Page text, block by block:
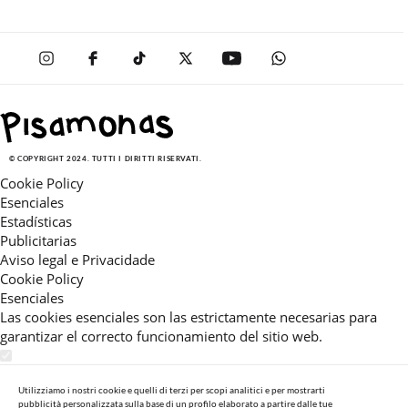
© COPYRIGHT 2024. TUTTI I DIRITTI RISERVATI.
Cookie Policy
Esenciales
Estadísticas
Publicitarias
Aviso legal e Privacidade
Cookie Policy
Esenciales
Las cookies esenciales son las estrictamente necesarias para
garantizar el correcto funcionamiento del sitio web.
Estas cookies nos permiten ofrecerle una experiencia en el sitio
Utilizziamo i nostri cookie e quelli di terzi per scopi analitici e per mostrarti
pubblicità personalizzata sulla base di un profilo elaborato a partire dalle tue